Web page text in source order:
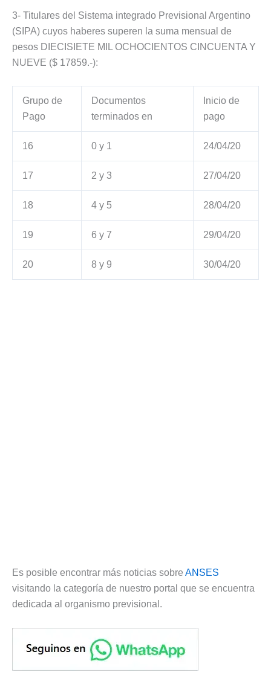
3- Titulares del Sistema integrado Previsional Argentino
(SIPA) cuyos haberes superen la suma mensual de
pesos DIECISIETE MIL OCHOCIENTOS CINCUENTA Y
NUEVE ($ 17859.-):
Grupo de
Pago
Documentos
terminados en
Inicio de
pago
16 0 y 1 24/04/20
17 2 y 3 27/04/20
18 4 y 5 28/04/20
19 6 y 7 29/04/20
20 8 y 9 30/04/20
Es posible encontrar más noticias sobre ANSES
visitando la categoría de nuestro portal que se encuentra
dedicada al organismo previsional.